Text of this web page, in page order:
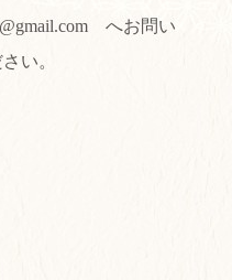
へお問い
い。